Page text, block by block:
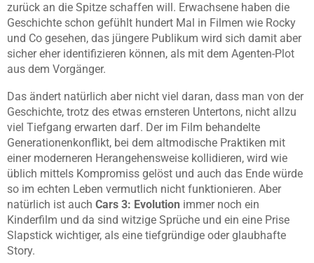
zurück an die Spitze schaffen will. Erwachsene haben die
Geschichte schon gefühlt hundert Mal in Filmen wie Rocky
und Co gesehen, das jüngere Publikum wird sich damit aber
sicher eher identifizieren können, als mit dem Agenten-Plot
aus dem Vorgänger.
Das ändert natürlich aber nicht viel daran, dass man von der
Geschichte, trotz des etwas ernsteren Untertons, nicht allzu
viel Tiefgang erwarten darf. Der im Film behandelte
Generationenkonflikt, bei dem altmodische Praktiken mit
einer moderneren Herangehensweise kollidieren, wird wie
üblich mittels Kompromiss gelöst und auch das Ende würde
so im echten Leben vermutlich nicht funktionieren. Aber
natürlich ist auch Cars 3: Evolution immer noch ein
Kinderfilm und da sind witzige Sprüche und ein eine Prise
Slapstick wichtiger, als eine tiefgründige oder glaubhafte
Story.